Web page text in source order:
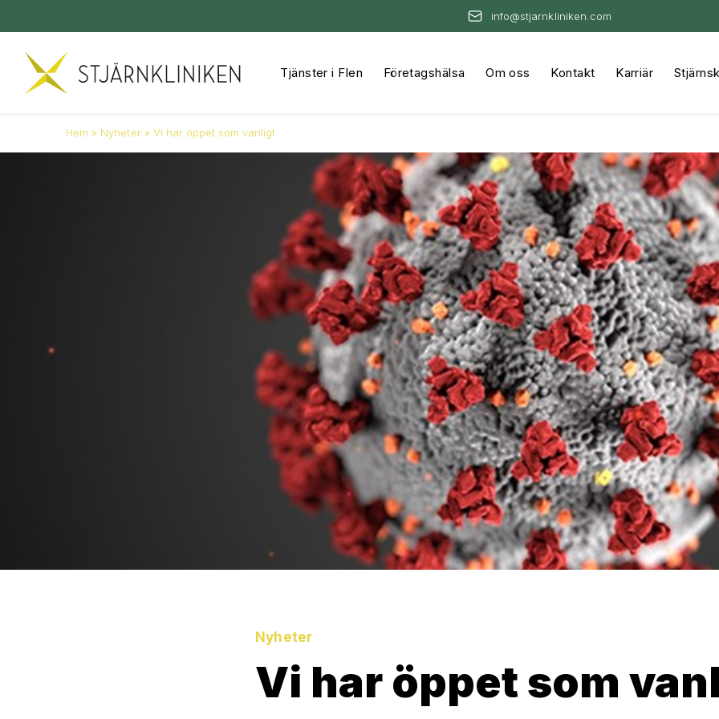
info@stjarnkliniken.com
Hoppa
Tjänster i Flen Företagshälsa Om oss Kontakt Karriär
Hem » Nyheter» Vi har öppet som vanligt
Nyheter
Vi har öppet som